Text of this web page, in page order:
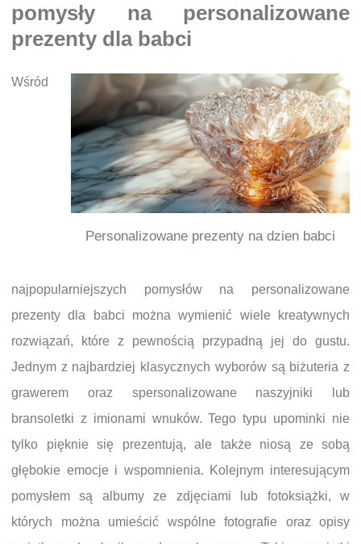
pomysły na personalizowane
prezenty dla babci
Personalizowane prezenty na dzien babci
Wśród
najpopularniejszych pomysłów na personalizowane
prezenty dla babci można wymienić wiele kreatywnych
rozwiązań, które z pewnością przypadną jej do gustu.
Jednym z najbardziej klasycznych wyborów są biżuteria z
grawerem oraz spersonalizowane naszyjniki lub
bransoletki z imionami wnuków. Tego typu upominki nie
tylko pięknie się prezentują, ale także niosą ze sobą
głębokie emocje i wspomnienia. Kolejnym interesującym
pomysłem są albumy ze zdjęciami lub fotoksiążki, w
których można umieścić wspólne fotografie oraz opisy